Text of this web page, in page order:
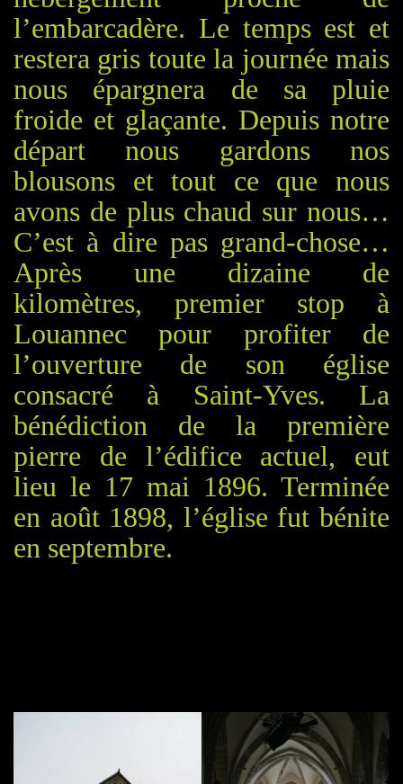
l’embarcadère. Le temps est et
restera gris toute la journée mais
nous épargnera de sa pluie
froide et glaçante. Depuis notre
départ nous gardons nos
blousons et tout ce que nous
avons de plus chaud sur nous…
C’est à dire pas grand-chose…
Après une dizaine de
kilomètres, premier stop à
Louannec pour profiter de
l’ouverture de son église
consacré à Saint-Yves. La
bénédiction de la première
pierre de l’édifice actuel, eut
lieu le 17 mai 1896. Terminée
en août 1898, l’église fut bénite
en septembre.